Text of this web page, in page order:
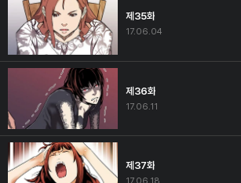
제35화
17.06.04
제36화
17.06.11
제37화